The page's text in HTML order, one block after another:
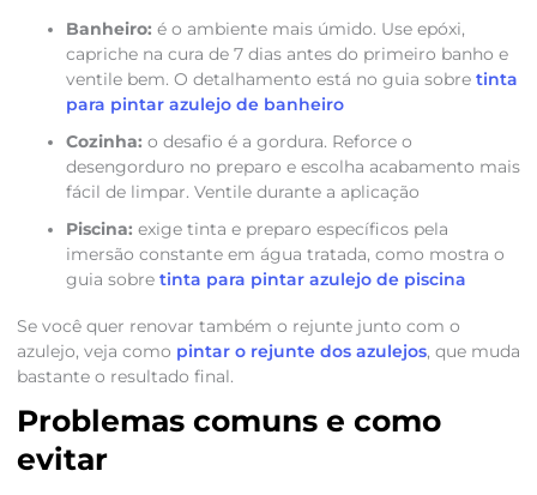
Banheiro: é o ambiente mais úmido. Use epóxi,
capriche na cura de 7 dias antes do primeiro banho e
ventile bem. O detalhamento está no guia sobre tinta
para pintar azulejo de banheiro
Cozinha: o desafio é a gordura. Reforce o
desengorduro no preparo e escolha acabamento mais
fácil de limpar. Ventile durante a aplicação
Piscina: exige tinta e preparo específicos pela
imersão constante em água tratada, como mostra o
guia sobre tinta para pintar azulejo de piscina
Se você quer renovar também o rejunte junto com o
azulejo, veja como pintar o rejunte dos azulejos, que muda
bastante o resultado final.
Problemas comuns e como
evitar